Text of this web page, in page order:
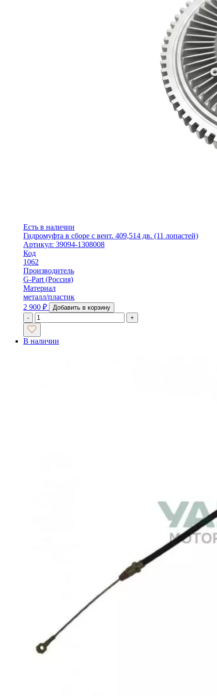
Есть в наличии
Гидромуфта в сборе с вент. 409,514 дв. (11 лопастей)
Артикул: 39094-1308008
Код
1062
Производитель
G-Part (Россия)
Материал
металл/пластик
2 900 ₽
Добавить в корзину
-
+
В наличии